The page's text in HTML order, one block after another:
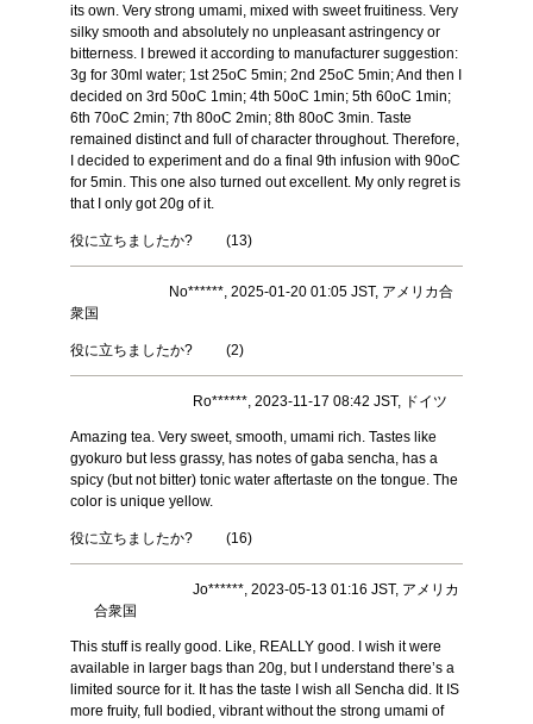
its own. Very strong umami, mixed with sweet fruitiness. Very
silky smooth and absolutely no unpleasant astringency or
bitterness. I brewed it according to manufacturer suggestion:
3g for 30ml water; 1st 25oC 5min; 2nd 25oC 5min; And then I
decided on 3rd 50oC 1min; 4th 50oC 1min; 5th 60oC 1min;
6th 70oC 2min; 7th 80oC 2min; 8th 80oC 3min. Taste
remained distinct and full of character throughout. Therefore,
I decided to experiment and do a final 9th infusion with 90oC
for 5min. This one also turned out excellent. My only regret is
that I only got 20g of it.
役に立ちましたか? (13)
No******, 2025-01-20 01:05 JST, アメリカ合
衆国
役に立ちましたか? (2)
Ro******, 2023-11-17 08:42 JST, ドイツ
Amazing tea. Very sweet, smooth, umami rich. Tastes like
gyokuro but less grassy, has notes of gaba sencha, has a
spicy (but not bitter) tonic water aftertaste on the tongue. The
color is unique yellow.
役に立ちましたか? (16)
Jo******, 2023-05-13 01:16 JST, アメリカ
合衆国
This stuff is really good. Like, REALLY good. I wish it were
available in larger bags than 20g, but I understand there’s a
limited source for it. It has the taste I wish all Sencha did. It IS
more fruity, full bodied, vibrant without the strong umami of